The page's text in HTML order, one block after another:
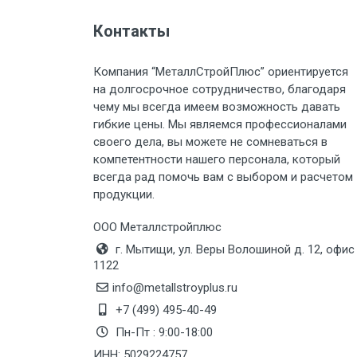
Груз до 6 м, вес до 2 тн
Груз до 6 м, вес до 3 тн
Груз до 6 м, вес до 5 тн
Груз до 6 м, вес до 8 тн
Груз до 6 м, вес до 10 тн
Груз до 12 м, вес до 20 тн
Манипулятор до 6 м, вес до 5 тн
Контакты
Компания “МеталлСтройПлюс” ориентируется
на долгосрочное сотрудничество, благодаря
чему мы всегда имеем возможность давать
гибкие цены. Мы являемся профессионалами
своего дела, вы можете не сомневаться в
компетентности нашего персонала, который
всегда рад помочь вам с выбором и расчетом
продукции.
ООО Металлстройплюс
г. Мытищи, ул. Веры Волошиной д. 12, офис
1122
info@metallstroyplus.ru
+7 (499) 495-40-49
Пн-Пт : 9:00-18:00